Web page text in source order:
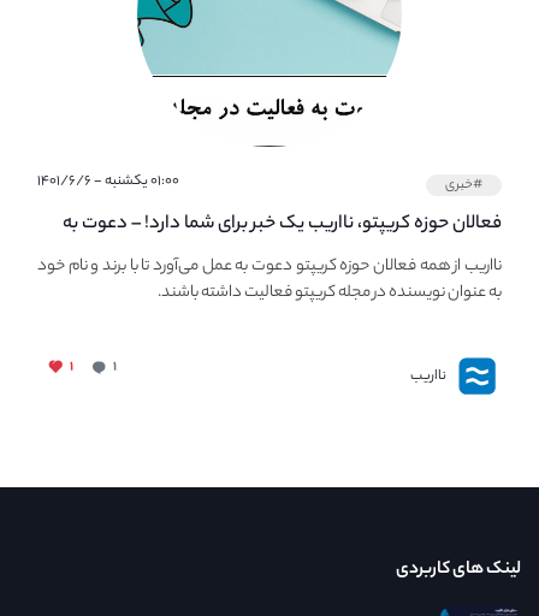
#خبری ۰۱:۰۰ یکشنبه - ۱۴۰۱/۶/۶
فعالان حوزه کریپتو، نااریب یک خبر برای شما دارد! – دعوت به
فعالیت در مجله کریپتو
نااریب از همه فعالان حوزه کریپتو دعوت به عمل می‌آورد تا با برند و نام خود
به عنوان نویسنده در مجله کریپتو فعالیت داشته باشند.
نااریب ۱ ۱
لینک های کاربردی